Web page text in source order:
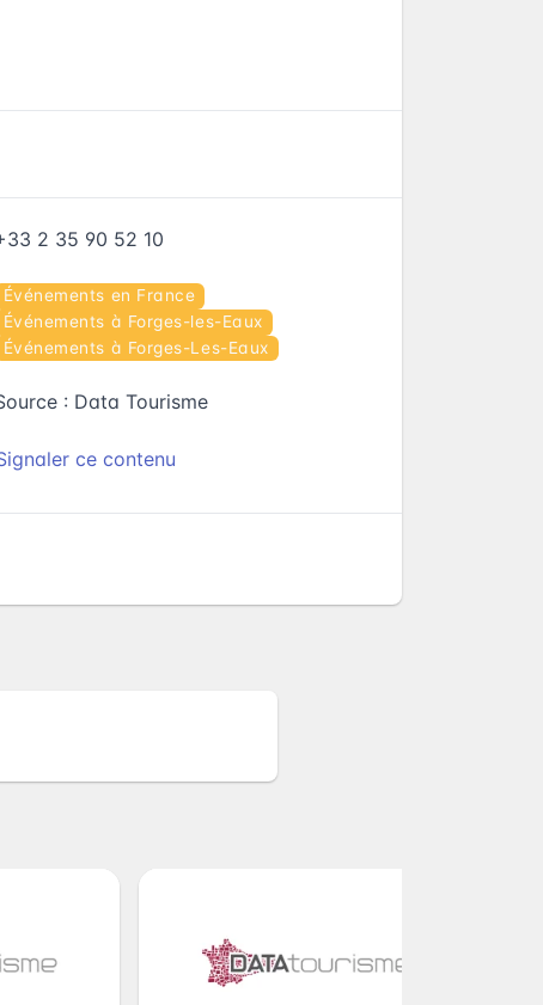
2 35 90 52 10
Événements en France
Événements à Forges-les-Eaux
Événements à Forges-Les-Eaux
: Data Tourisme
ce contenu